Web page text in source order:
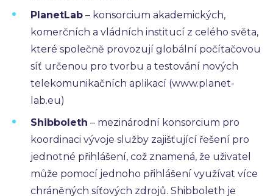
PlanetLab – konsorcium akademických,
komerčních a vládních institucí z celého světa,
které společně provozují globální počítačovou
síť určenou pro tvorbu a testování nových
telekomunikačních aplikací (www.planet-
lab.eu)
Shibboleth – mezinárodní konsorcium pro
koordinaci vývoje služby zajišťující řešení pro
jednotné přihlášení, což znamená, že uživatel
může pomocí jednoho přihlášení využívat více
chráněných síťových zdrojů. Shibboleth je